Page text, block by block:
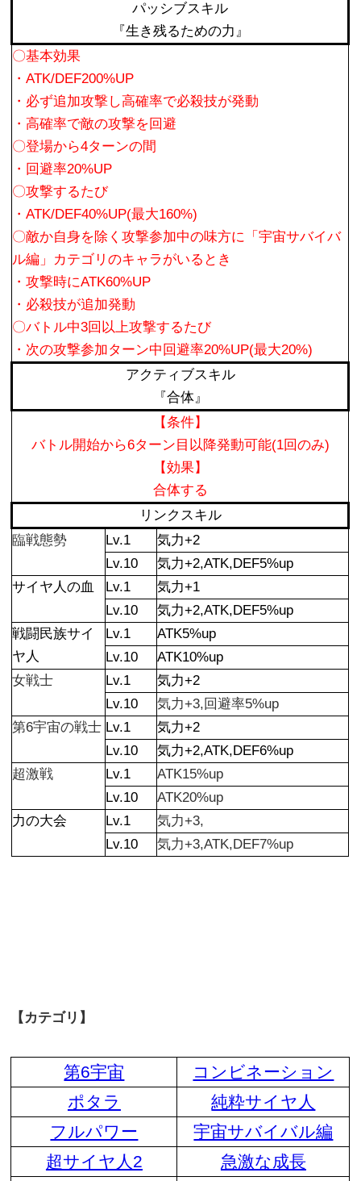
パッシブスキル
『生き残るための力』
〇基本効果
・ATK/DEF200%UP
・必ず追加攻撃し高確率で必殺技が発動
・高確率で敵の攻撃を回避
〇登場から4ターンの間
・回避率20%UP
〇攻撃するたび
・ATK/DEF40%UP(最大160%)
〇敵か自身を除く攻撃参加中の味方に「宇宙サバイバ
ル編」カテゴリのキャラがいるとき
・攻撃時にATK60%UP
・必殺技が追加発動
〇バトル中3回以上攻撃するたび
・次の攻撃参加ターン中回避率20%UP(最大20%)
アクティブスキル
『合体』
【条件】
バトル開始から6ターン目以降発動可能(1回のみ)
【効果】
合体する
リンクスキル
臨戦態勢
Lv.1
気力+2
Lv.10
気力+2,ATK,DEF5%up
サイヤ人の血
Lv.1
気力+1
Lv.10
気力+2,ATK,DEF5%up
戦闘民族サイ
ヤ人
Lv.1
ATK5%up
Lv.10
ATK10%up
女戦士
Lv.1
気力+2
Lv.10
気力+3,回避率5%up
第6宇宙の戦士 Lv.1
気力+2
Lv.10
気力+2,ATK,DEF6%up
超激戦
Lv.1
ATK15%up
Lv.10
ATK20%up
力の大会
Lv.1
気力+3,
Lv.10
気力+3,ATK,DEF7%up
【カテゴリ】
第6宇宙
コンビネーション
ポタラ
純粋サイヤ人
フルパワー
宇宙サバイバル編
超サイヤ人2
急激な成長